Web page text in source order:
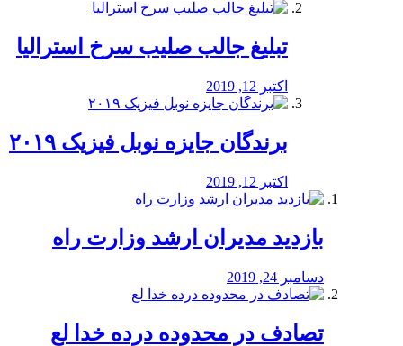
تبلیغ جالب صلیب سرخ استرالیا
اکتبر 12, 2019
برندگان جایزه نوبل فیزیک ۲۰۱۹
اکتبر 12, 2019
بازدید مدیران ارشد وزارت راه
دسامبر 24, 2019
تصادف در محدوده درده خدا لع